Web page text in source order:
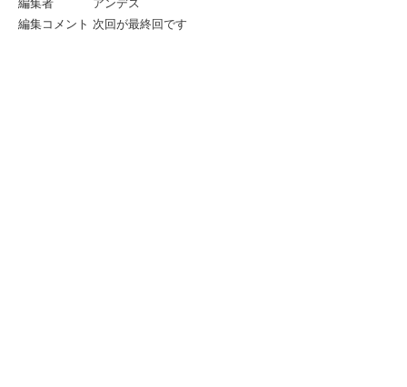
編集者
アンデス
編集コメント 次回が最終回です